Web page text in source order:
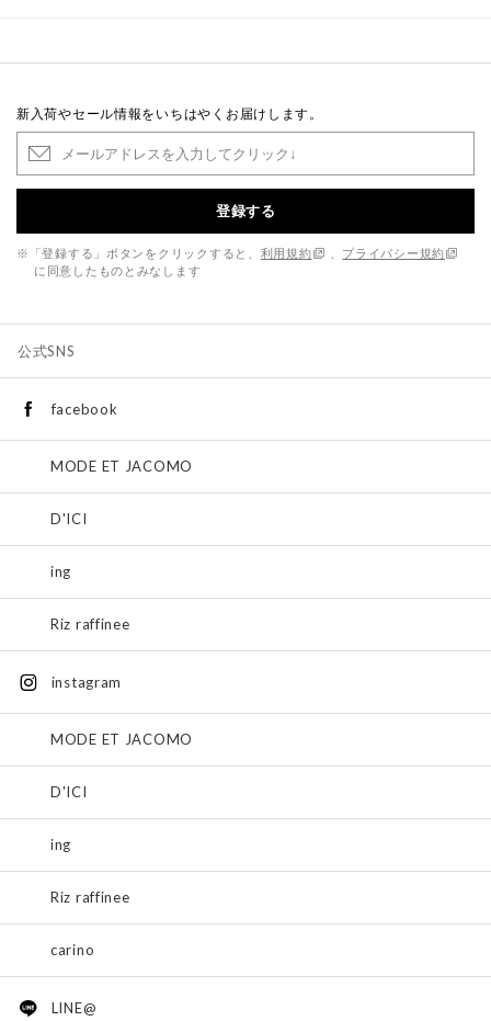
新入荷やセール情報をいちはやくお届けします。
登録する
※「登録する」ボタンをクリックすると、 利用規約
プライバシー規約
に同意したものとみなします
公式SNS
facebook
MODE ET JACOMO
D'ICI
ing
Riz raffinee
instagram
MODE ET JACOMO
D'ICI
ing
Riz raffinee
carino
LINE@